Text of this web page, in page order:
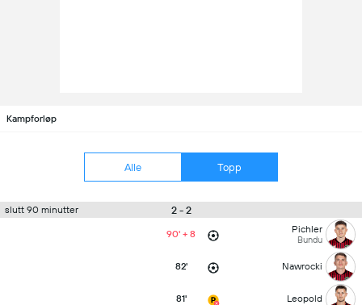
Kampforløp
Alle Topp
slutt 90 minutter 2 - 2
90' + 8 Pichler
Bundu
82' Nawrocki
81' Leopold